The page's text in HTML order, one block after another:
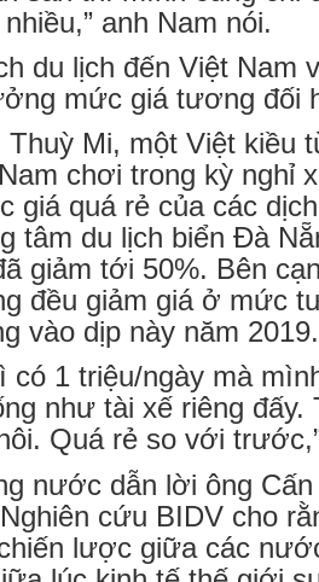
anh Nam nói.
du lịch đến Việt Nam
mức giá tương đối
Thuỳ Mi, một Việt kiều
chơi trong kỳ nghỉ
giá quá rẻ của các
tâm du lịch biển Đà
giảm tới 50%. Bên
đều giảm giá ở mức
vào dịp này năm
có 1 triệu/ngày mà
như tài xế riêng
Quá rẻ so với
nước dẫn lời ông
cứu BIDV cho
lược giữa các